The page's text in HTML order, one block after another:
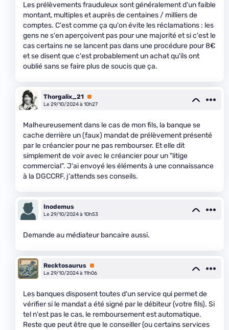
Les prélèvements frauduleux sont généralement d'un faible
montant, multiples et auprès de centaines / milliers de
comptes. C'est comme ça qu'on évite les réclamations : les
gens ne s'en aperçoivent pas pour une majorité et si c'est le
cas certains ne se lancent pas dans une procédure pour 8€
et se disent que c'est probablement un achat qu'ils ont
oublié sans se faire plus de soucis que ça.
Thorgalix_21 Premium
Le 29/10/2024 à 10h27
Malheureusement dans le cas de mon fils, la banque se
cache derrière un (faux) mandat de prélèvement présenté
par le créancier pour ne pas rembourser. Et elle dit
simplement de voir avec le créancier pour un "litige
commercial". J'ai envoyé les éléments à une connaissance
à la DGCCRF, j'attends ses conseils.
Inodemus
Le 29/10/2024 à 10h53
Demande au médiateur bancaire aussi.
Recktosaurus Premium
Le 29/10/2024 à 11h06
Les banques disposent toutes d'un service qui permet de
vérifier si le mandat a été signé par le débiteur (votre fils). Si
tel n'est pas le cas, le remboursement est automatique.
Reste que peut être que le conseiller (ou certains services